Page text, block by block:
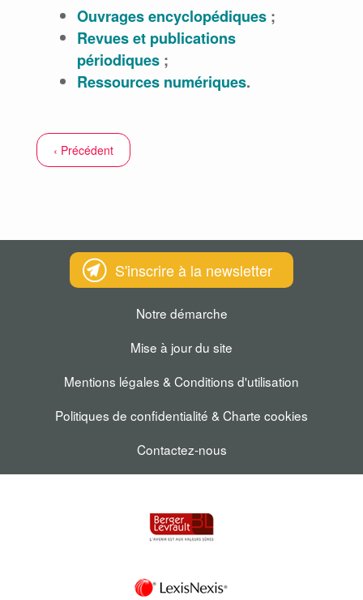
Ouvrages encyclopédiques ;
Revues et publications
périodiques ;
Ressources numériques.
‹ Précédent
S'inscrire à la newsletter
Notre démarche
Mise à jour du site
Mentions légales & Conditions d'utilisation
Politiques de confidentialité & Charte cookies
Contactez-nous